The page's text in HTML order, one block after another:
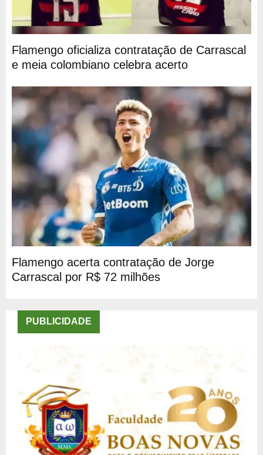
Flamengo oficializa contratação de Carrascal
e meia colombiano celebra acerto
Flamengo acerta contratação de Jorge
Carrascal por R$ 72 milhões
PUBLICIDADE